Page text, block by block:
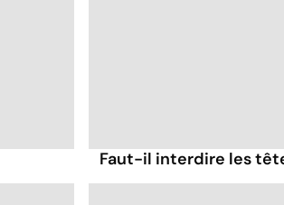
Faut-il interdire les